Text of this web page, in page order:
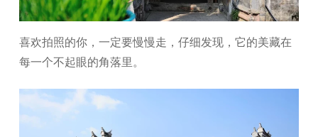
喜欢拍照的你，一定要慢慢走，仔细发现，它的美藏在
每一个不起眼的角落里。